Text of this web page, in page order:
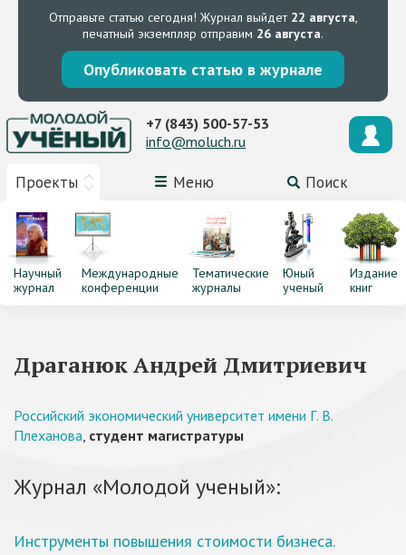
Отправьте статью сегодня! Журнал выйдет 22 августа,
печатный экземпляр отправим 26 августа.
Опубликовать статью в журнале
Проекты Меню Поиск
+7 (843) 500-57-53
info@moluch.ru
Научный
журнал
Международные
конференции
Тематические
журналы
Юный
ученый
Издание
книг
Драганюк Андрей Дмитриевич
Российский экономический университет имени Г. В.
Плеханова, студент магистратуры
Журнал «Молодой ученый»:
Инструменты повышения стоимости бизнеса.